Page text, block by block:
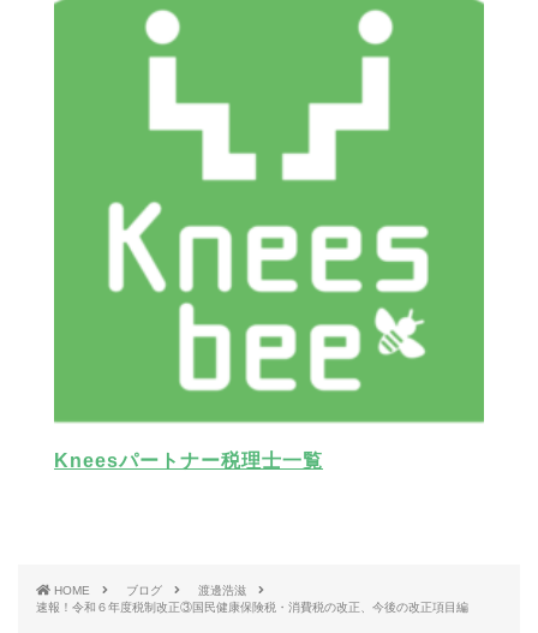
Kneesパートナー税理士一覧
HOME ブログ
渡邊浩滋
速報！令和６年度税制改正③国民健康保険税・消費税の改正、今後の改正項目編